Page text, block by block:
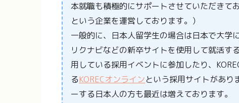
本就職も積極的にサポートさせていただきて
という企業を運営しております。）
一般的に、日本人留学生の場合は日本で大学
リクナビなどの新卒サイトを使用して就活す
用している採用イベントに参加したり、
るKORECオンラインという採用サイトがあり
ーする日本人の方も最近は増えております。